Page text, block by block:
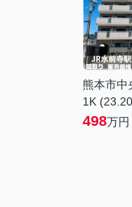
熊本市中
1K
498万円